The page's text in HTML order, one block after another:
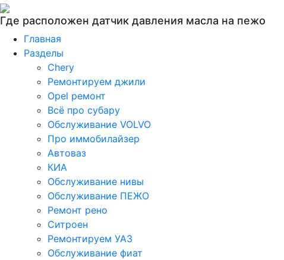
Где расположен датчик давления масла на пежо
Главная
Разделы
Chery
Ремонтируем джили
Opel ремонт
Всё про субару
Обслуживание VOLVO
Про иммобилайзер
Автоваз
КИА
Обслуживание нивы
Обслуживание ПЕЖО
Ремонт рено
Ситроен
Ремонтируем УАЗ
Обслуживание фиат